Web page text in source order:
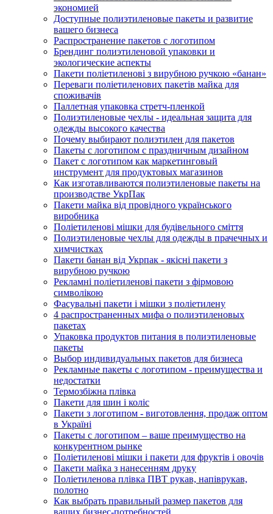
экономией
Доступные полиэтиленовые пакеты и развитие
вашего бизнеса
Распространение пакетов с логотипом
Брендинг полиэтиленовой упаковки и
экологические аспекты
Пакети поліетиленові з вирубною ручкою «банан»
Переваги поліетиленових пакетів майка для
споживачів
Паллетная упаковка стретч-пленкой
Полиэтиленовые чехлы - идеальная защита для
одежды высокого качества
Почему выбирают полиэтилен для пакетов
Пакеты с логотипом с праздничным дизайном
Пакет с логотипом как маркетинговый
инструмент для продуктовых магазинов
Как изготавливаются полиэтиленовые пакеты на
производстве УкрПак
Пакети майка від провідного українського
виробника
Поліетиленові мішки для будівельного сміття
Полиэтиленовые чехлы для одежды в прачечных и
химчистках
Пакети банан від Укрпак - якісні пакети з
вирубною ручкою
Рекламні поліетиленові пакети з фірмовою
символікою
Фасувальні пакети і мішки з поліетилену
4 распространенных мифа о полиэтиленовых
пакетах
Упаковка продуктов питания в полиэтиленовые
пакеты
Выбор индивидуальных пакетов для бизнеса
Рекламные пакеты с логотипом - преимущества и
недостатки
Термозбіжна плівка
Пакети для шин і коліс
Пакети з логотипом - виготовлення, продаж оптом
в Україні
Пакеты с логотипом – ваше преимущество на
конкурентном рынке
Поліетиленові мішки і пакети для фруктів і овочів
Пакети майка з нанесенням друку
Поліетиленова плівка ПВТ рукав, напіврукав,
полотно
Как выбрать правильный размер пакетов для
ваших бизнес-потребностей